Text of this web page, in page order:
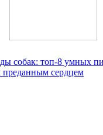
собак: топ-8 умных
сердцем